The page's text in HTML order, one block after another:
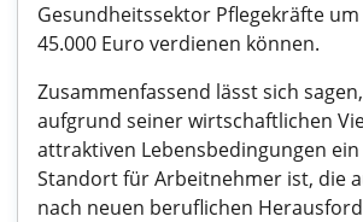
Gesundheitssektor Pflegekräfte um
45.000 Euro verdienen können.
Zusammenfassend lässt sich
aufgrund seiner wirtschaftlichen
attraktiven Lebensbedingungen
Standort für Arbeitnehmer ist, die
nach neuen beruflichen